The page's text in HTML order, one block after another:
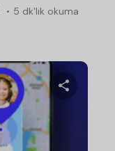
5 dk'lık okuma